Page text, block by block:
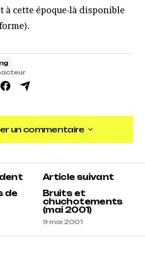
à cette époque-là disponible
un commentaire
un commentaire
de
Article suivant
Bruits et
chuchotements
(mai 2001)
9 mai 2001